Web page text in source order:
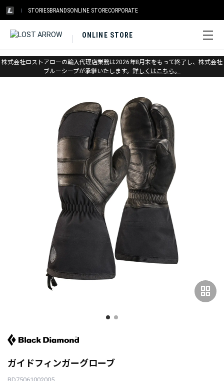
STORIESBRANDSONLINE STORECORPORATE
ONLINE STORE
株式会社ロストアローの輸入代理店業務は2026年8月末をもって終了し、株式会社
ブルーシープが承継いたします。 詳しくはこちら。
ホーム > ブラックダイヤモンド > グローブ > スキー
grid_view
ガイドフィンガーグローブ